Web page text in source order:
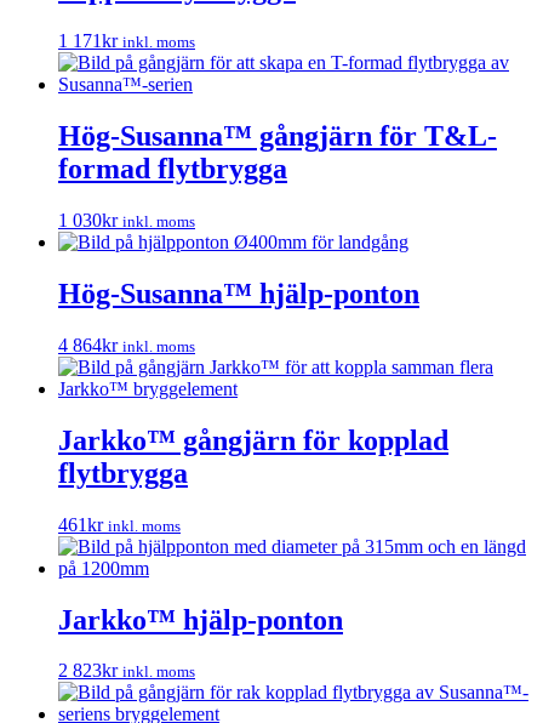
1 171kr inkl. moms
Hög-Susanna™ gångjärn för T&L-
formad flytbrygga
1 030kr inkl. moms
Hög-Susanna™ hjälp-ponton
4 864kr inkl. moms
Jarkko™ gångjärn för kopplad
flytbrygga
461kr inkl. moms
Jarkko™ hjälp-ponton
2 823kr inkl. moms